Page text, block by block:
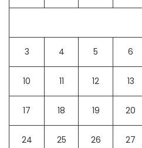
3 4 5 6
10 11 12 13
17 18 19 20
24 25 26 27